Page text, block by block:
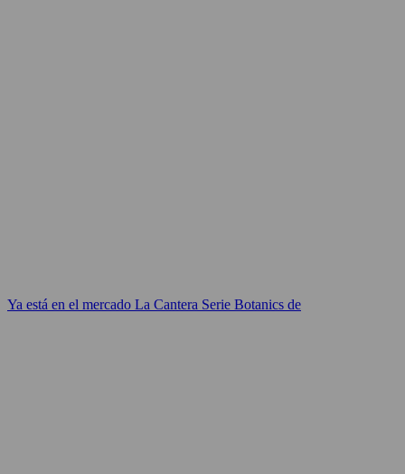
Ya está en el mercado La Cantera Serie Botanics de